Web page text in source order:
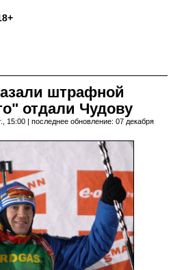
штрафной
отдали Чудову
15:00 | последнее обновление: 07 декабря